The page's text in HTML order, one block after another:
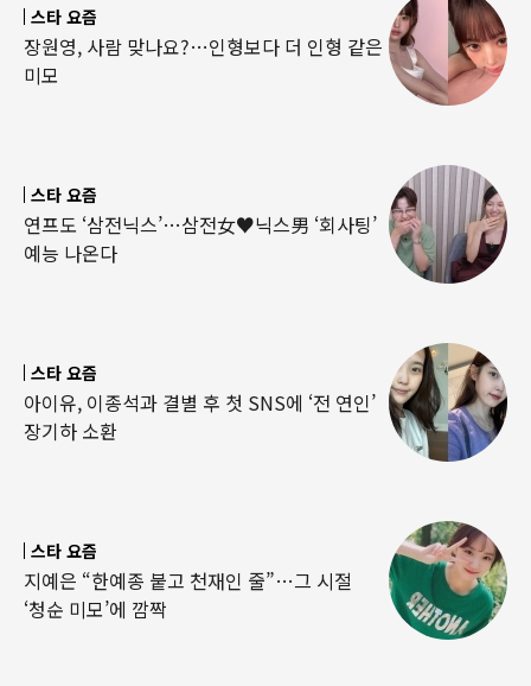
스타 요즘
장원영, 사람 맞나요?…인형보다 더 인형 같은
미모
스타 요즘
연프도 ‘삼전닉스’…삼전女♥닉스男 ‘회사팅’
예능 나온다
스타 요즘
아이유, 이종석과 결별 후 첫 SNS에 ‘전 연인’
장기하 소환
스타 요즘
지예은 “한예종 붙고 천재인 줄”…그 시절
‘청순 미모’에 깜짝